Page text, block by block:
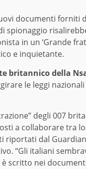
documenti forniti
spionaggio
in un ‘Grande
e inquietante.
britannico della
le leggi
degli 007
a collaborare tra
riportati dal
“Gli italiani
scritto nei